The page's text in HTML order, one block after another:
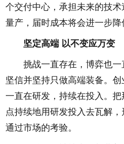
个交付中心，承担未来的技
量产，届时成本将会进一步降
坚定高端 以不变应万变
挑战一直存在，博弈也一
坚信并坚持只做高端装备。
一直在研发，持续在投入。
点持续地用研发投入去瓦解
通过市场的考验。